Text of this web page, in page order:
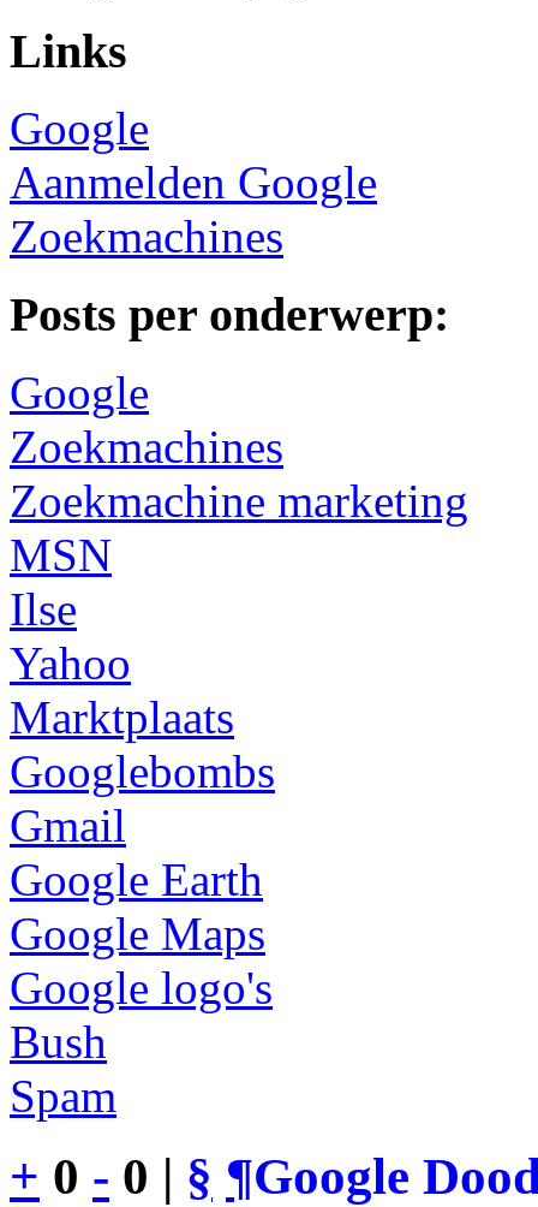
Links
Google
Aanmelden Google
Zoekmachines
Posts per onderwerp:
Google
Zoekmachines
Zoekmachine marketing
MSN
Ilse
Yahoo
Marktplaats
Googlebombs
Gmail
Google Earth
Google Maps
Google logo's
Bush
Spam
+ 0 - 0 | § ¶Google